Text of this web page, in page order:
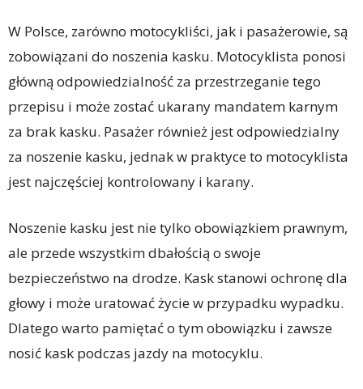
W Polsce, zarówno motocykliści, jak i pasażerowie, są
zobowiązani do noszenia kasku. Motocyklista ponosi
główną odpowiedzialność za przestrzeganie tego
przepisu i może zostać ukarany mandatem karnym
za brak kasku. Pasażer również jest odpowiedzialny
za noszenie kasku, jednak w praktyce to motocyklista
jest najczęściej kontrolowany i karany.
Noszenie kasku jest nie tylko obowiązkiem prawnym,
ale przede wszystkim dbałością o swoje
bezpieczeństwo na drodze. Kask stanowi ochronę dla
głowy i może uratować życie w przypadku wypadku.
Dlatego warto pamiętać o tym obowiązku i zawsze
nosić kask podczas jazdy na motocyklu.